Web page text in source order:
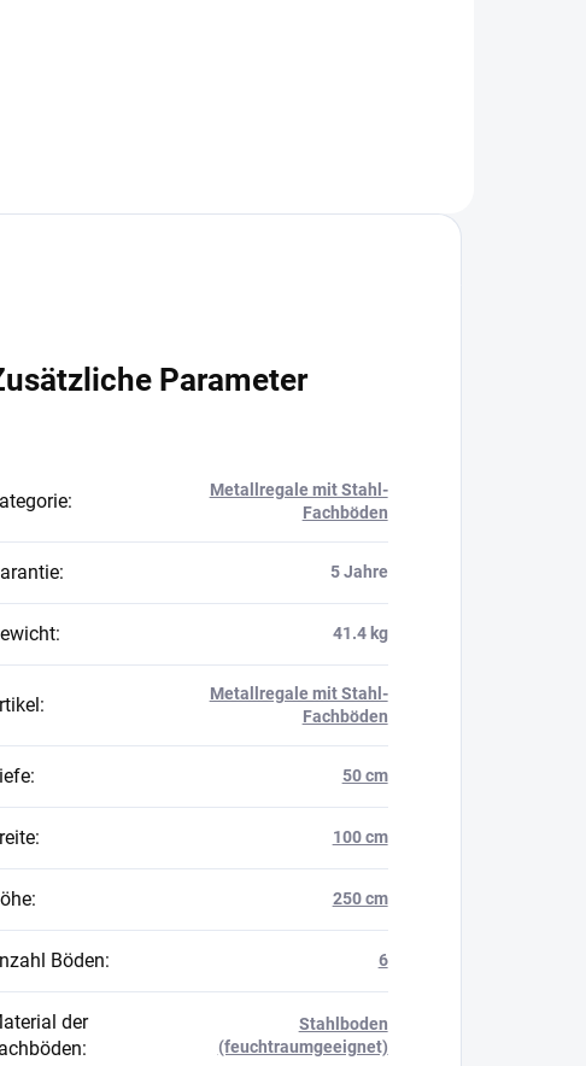
Parameter
:
Metallregale mit Stahl-
Fachböden
: 5 Jahre
: 41.4 kg
:
Metallregale mit Stahl-
Fachböden
: 50 cm
: 100 cm
: 250 cm
Böden: 6
der
:
Stahlboden
(feuchtraumgeeignet)